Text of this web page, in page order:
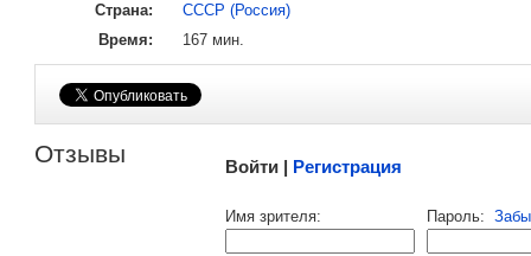
Страна:
СССР (Россия)
Время:
167 мин.
Отзывы Войти | Регистрация
Имя зрителя: Пароль: